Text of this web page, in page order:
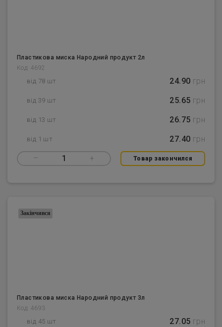
Пластикова миска Народний продукт 2л
Код: 4692
від 78 шт 24.90 грн
від 39 шт 25.65 грн
від 13 шт 26.75 грн
від 1 шт 27.40 грн
– 1 + Товар закончился
Пластикова миска Народний продукт 3л
Код: 4693
від 45 шт 27.05 грн
Закінчився